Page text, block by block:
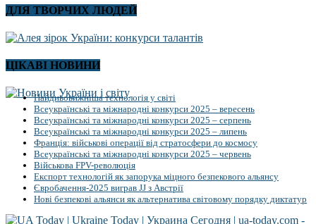
ДЛЯ ТВОРЧИХ ЛЮДЕЙ
ЦІКАВІ НОВИНИ
Найдивовижніша технологія у світі
Всеукраїнські та міжнародні конкурси 2025 – вересень
Всеукраїнські та міжнародні конкурси 2025 – серпень
Всеукраїнські та міжнародні конкурси 2025 – липень
Франція: військові операції від стратосфери до космосу
Всеукраїнські та міжнародні конкурси 2025 – червень
Військова FPV-революція
Експорт технологій як запорука міцного безпекового альянсу
Євробачення-2025 виграв JJ з Австрії
Нові безпекові альянси як альтернатива світовому порядку диктатур